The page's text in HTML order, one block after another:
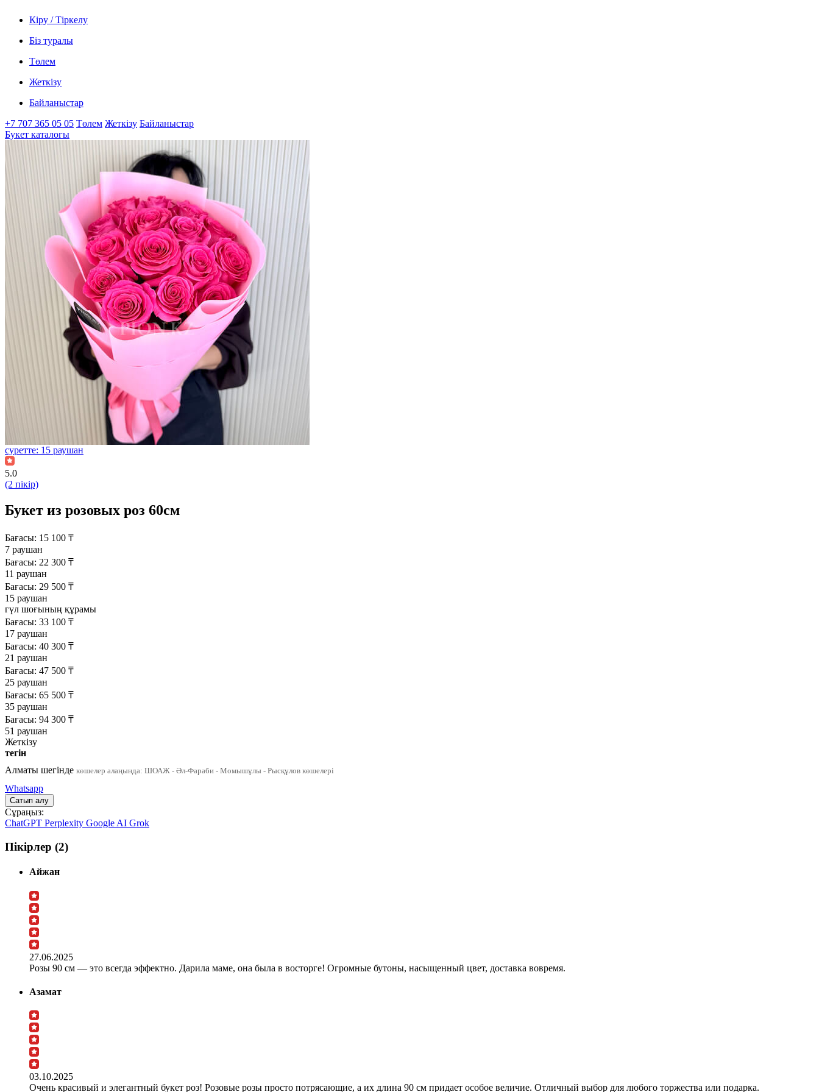
Кіру / Тіркелу
Біз туралы
Төлем
Жеткізу
Байланыстар
+7 707 365 05 05 Төлем Жеткізу Байланыстар
Букет каталогы
суретте: 15 раушан
5.0
(2 пікір)
Букет из розовых роз 60см
Бағасы: 15 100 ₸
7 раушан
Бағасы: 22 300 ₸
11 раушан
Бағасы: 29 500 ₸
15 раушан
гүл шоғының құрамы
Бағасы: 33 100 ₸
17 раушан
Бағасы: 40 300 ₸
21 раушан
Бағасы: 47 500 ₸
25 раушан
Бағасы: 65 500 ₸
35 раушан
Бағасы: 94 300 ₸
51 раушан
Жеткізу
тегін
Алматы шегінде көшелер алаңында: ШОАЖ - Әл-Фараби - Момышұлы - Рысқұлов көшелері
Whatsapp
Сұраңыз:
ChatGPT Perplexity Google AI Grok
Пікірлер (2)
Айжан
27.06.2025
Розы 90 см — это всегда эффектно. Дарила маме, она была в восторге! Огромные бутоны, насыщенный цвет, доставка вовремя.
Азамат
03.10.2025
Очень красивый и элегантный букет роз! Розовые розы просто потрясающие, а их длина 90 см придает особое величие. Отличный выбор для любого торжества или подарка.